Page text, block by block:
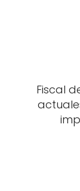
Fiscal